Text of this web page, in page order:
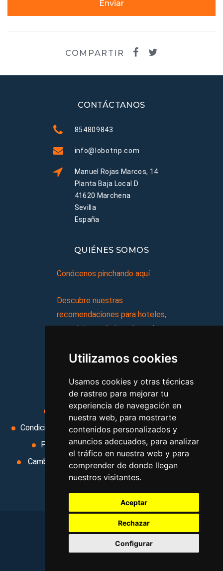
Utilizamos cookies
Usamos cookies y otras técnicas
de rastreo para mejorar tu
experiencia de navegación en
nuestra web, para mostrarte
contenidos personalizados y
anuncios adecuados, para analizar
el tráfico en nuestra web y para
comprender de donde llegan
nuestros visitantes.
Aceptar
Rechazar
Configurar
Enviar
COMPARTIR
CONTÁCTANOS
854809843
info@lobotrip.com
Manuel Rojas Marcos, 14
Planta Baja Local D
41620 Marchena
Sevilla
España
QUIÉNES SOMOS
Conócenos pinchando aquí
Descubre nuestras
recomendaciones para hoteles,
complejos turísticos, hostales,
viajes, y mucho más!
MI AGENCIA
Aviso legal
Condiciones de uso
Condiciones Generales
Ley de Viajes Combinados
Política de privacidad
Uso de cookies
Cambiar preferencias de cookies
Area privada
Contacto
2026